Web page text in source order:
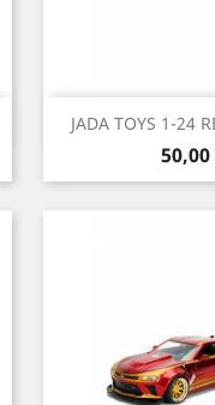
JADA TOYS 1-24
50,00
Vista